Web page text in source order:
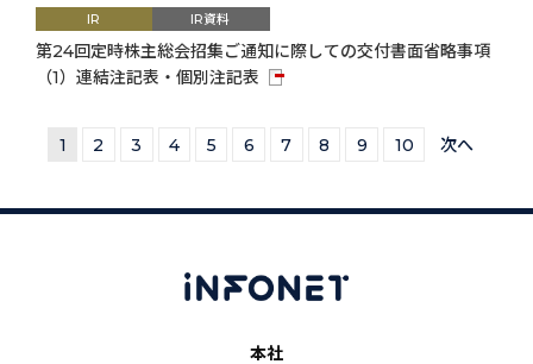
IR IR資料
第24回定時株主総会招集ご通知に際しての交付書面省略事項
（1）連結注記表・個別注記表
1 2 3 4 5 6 7 8 9 10 次へ
本社